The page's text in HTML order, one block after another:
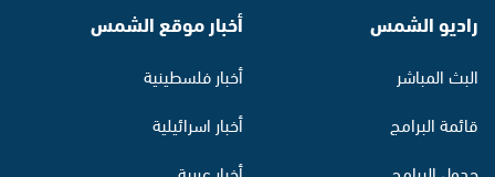
راديو الشمس
البث المباشر
قائمة البرامج
أخبار موقع الشمس
أخبار فلسطينية
أخبار اسرائيلية